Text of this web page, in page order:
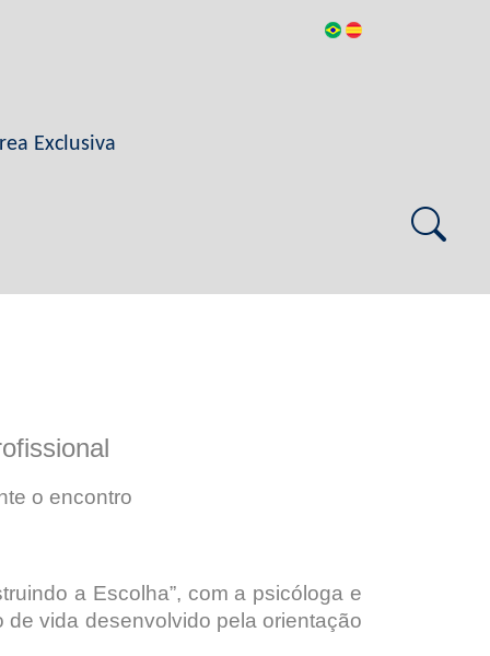
Exclusiva
o encontro
a Escolha”, com a psicóloga e
de vida desenvolvido pela orientação